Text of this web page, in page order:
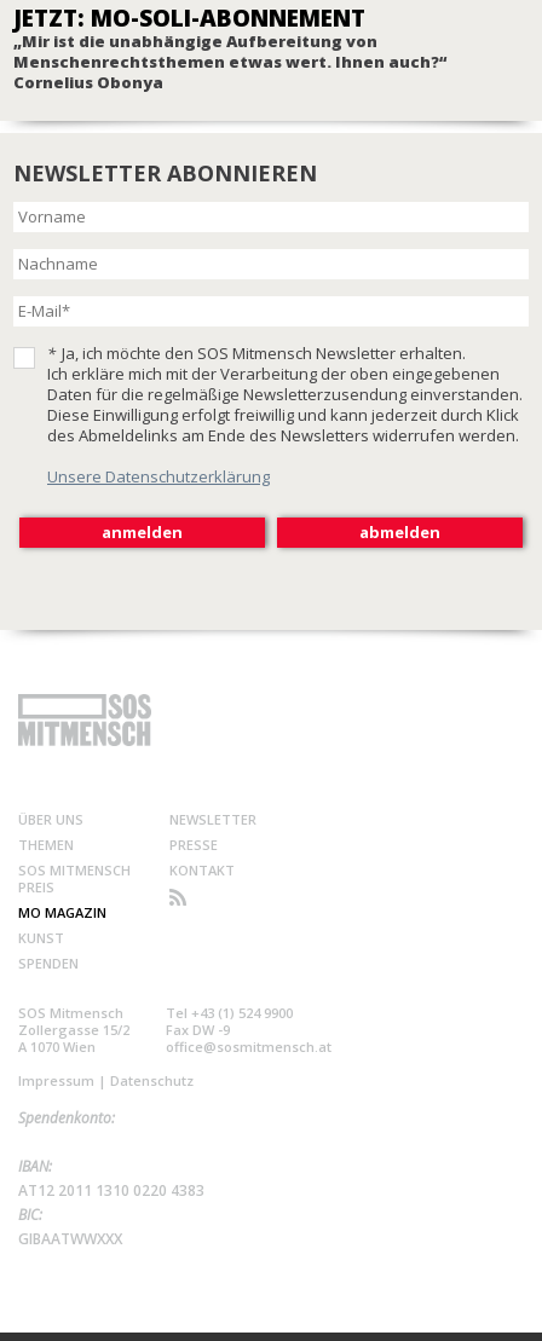
JETZT: MO-SOLI-ABONNEMENT
„Mir ist die unabhängige Aufbereitung von
Menschenrechtsthemen etwas wert. Ihnen auch?“
Cornelius Obonya
NEWSLETTER ABONNIEREN
* Ja, ich möchte den SOS Mitmensch Newsletter erhalten.
Ich erkläre mich mit der Verarbeitung der oben eingegebenen
Daten für die regelmäßige Newsletterzusendung einverstanden.
Diese Einwilligung erfolgt freiwillig und kann jederzeit durch Klick
des Abmeldelinks am Ende des Newsletters widerrufen werden.
Unsere Datenschutzerklärung
ÜBER UNS
THEMEN
SOS MITMENSCH
PREIS
MO MAGAZIN
KUNST
SPENDEN
NEWSLETTER
PRESSE
KONTAKT
SOS Mitmensch
Zollergasse 15/2
A 1070 Wien
Tel +43 (1) 524 9900
Fax DW -9
office@sosmitmensch.at
Impressum | Datenschutz
Spendenkonto:
IBAN:
AT12 2011 1310 0220 4383
BIC:
GIBAATWWXXX